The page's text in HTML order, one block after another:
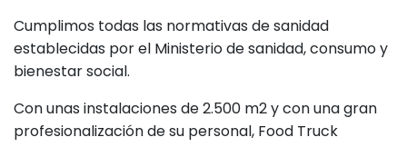
Cumplimos todas las normativas de sanidad
establecidas por el Ministerio de sanidad, consumo y
bienestar social.
Con unas instalaciones de 2.500 m2 y con una gran
profesionalización de su personal, Food Truck